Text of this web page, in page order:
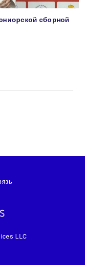
сборной
LLC